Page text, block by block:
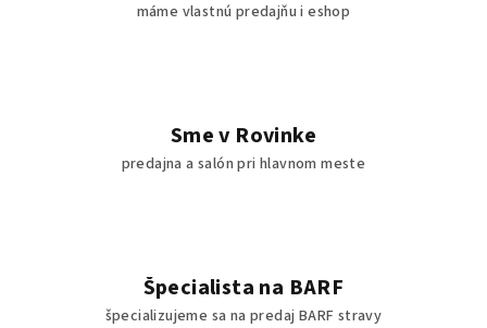
máme vlastnú predajňu i eshop
Sme v Rovinke
predajna a salón pri hlavnom meste
Špecialista na BARF
špecializujeme sa na predaj BARF stravy